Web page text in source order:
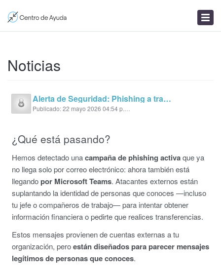
Enviar un ticket
Noticias
Alerta de Seguridad: Phishing a través de Microsoft Teams
¿Qué está pasando?
Hemos detectado unacampaña de phishing activaque ya
no llega solo por correo electrónico: ahora también está
llegandopor Microsoft Teams. Atacantes externos están
suplantando la identidad de personas que conoces —incluso
tu jefe o compañeros de trabajo— para intentar obtener
información financiera o pedirte que realices transferencias.
Estos mensajes provienen de cuentas externas a tu
organización, peroestán diseñados para parecer mensajes
legítimos de personas que conoces.